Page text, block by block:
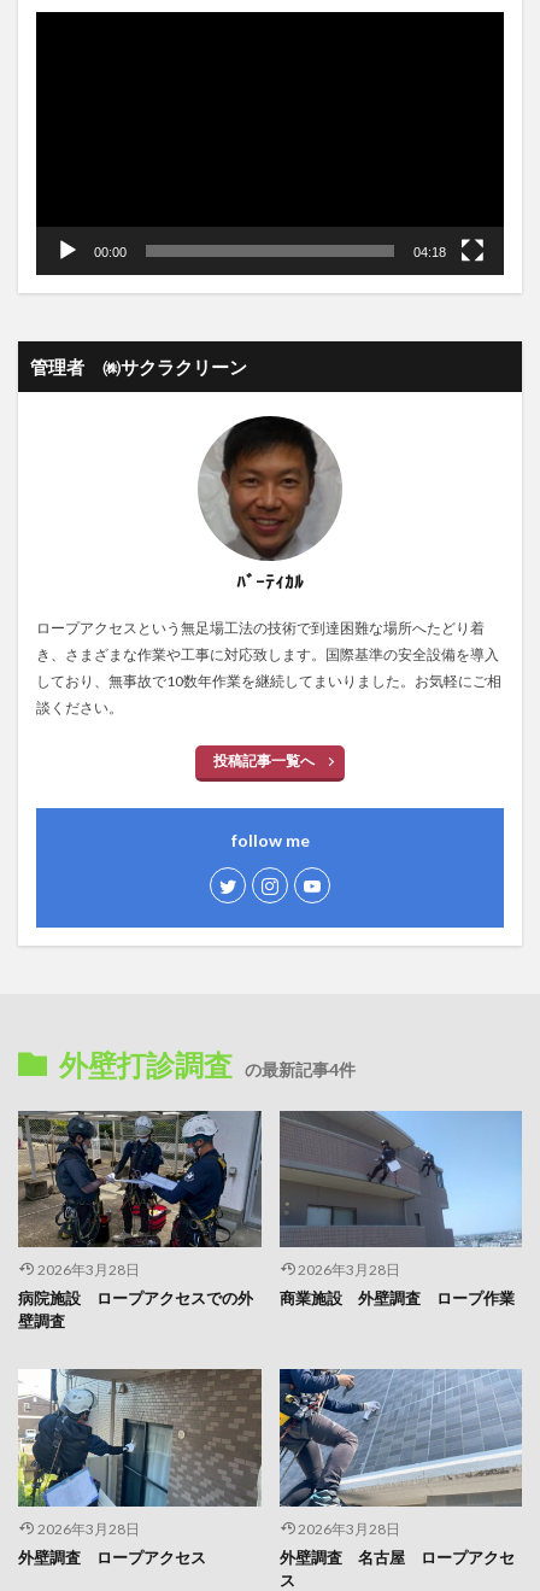
動
00:00 04:18
管理者 ㈱サクラクリーン
ﾊﾞｰﾃｨｶﾙ
ロープアクセスという無足場工法の技術で到達困難な場所へたどり着
き、さまざまな作業や工事に対応致します。国際基準の安全設備を導入
しており、無事故で10数年作業を継続してまいりました。お気軽にご相
談ください。
投稿記事一覧へ
follow me
外壁打診調査 の最新記事4件
2026年3月28日
病院施設 ロープアクセスでの外
壁調査
2026年3月28日
商業施設 外壁調査 ロープ作業
2026年3月28日
外壁調査 ロープアクセス
2026年3月28日
外壁調査 名古屋 ロープアクセ
ス